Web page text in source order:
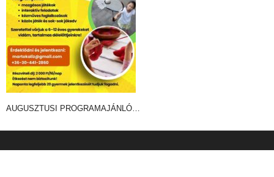
AUGUSZTUSI PROGRAMAJÁNLÓ…